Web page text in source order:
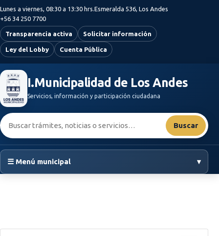
Saltar al contenido principal
Lunes a viernes, 08:30 a 13:30 hrs.Esmeralda 536, Los Andes
+56 34 250 7700
Transparencia activa Solicitar información
Ley del Lobby Cuenta Pública
I.Municipalidad de Los Andes
Servicios, información y participación ciudadana
Buscar:
Buscar
☰ Menú municipal ▾